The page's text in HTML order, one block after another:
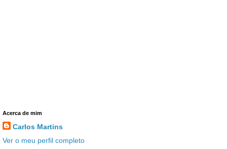
Acerca de mim
Carlos Martins
Ver o meu perfil completo